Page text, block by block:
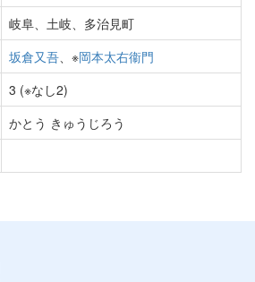
岐阜、土岐、多治見町
坂倉又吾、※岡本太右衞門
3 (※なし2)
かとう きゅうじろう